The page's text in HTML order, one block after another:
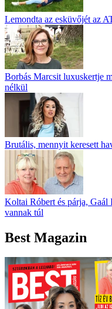
Lemondta az esküvőjét az
Borbás Marcsit luxuskertje
nélkül
Brutális, mennyit keresett
Koltai Róbert és párja, Gaál
vannak túl
Best Magazin